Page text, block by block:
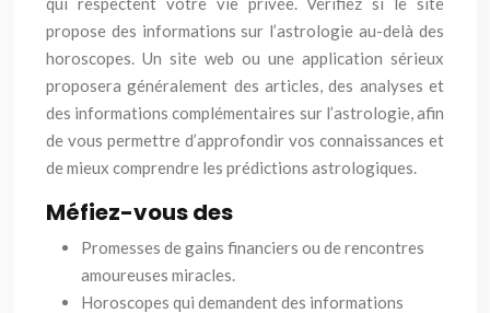
propose des informations sur l’astrologie au-delà des
horoscopes. Un site web ou une application sérieux
proposera généralement des articles, des analyses et
des informations complémentaires sur l’astrologie, afin
de vous permettre d’approfondir vos connaissances et
de mieux comprendre les prédictions astrologiques.
Méfiez-vous des
Promesses de gains financiers ou de rencontres
amoureuses miracles.
Horoscopes qui demandent des informations